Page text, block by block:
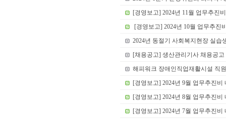
[경영보고] 2024년 11월 업무추진
[경영보고] 2024년 10월 업무추진
2024년 동절기 사회복지현장 실습
[채용공고] 생산관리기사 채용공
해피워크 장애인직업재활시설 직
[경영보고] 2024년 9월 업무추진비
[경영보고] 2024년 8월 업무추진비
[경영보고] 2024년 7월 업무추진비